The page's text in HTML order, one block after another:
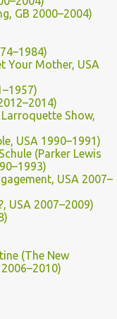
GB 2000–2004)
Your Mother, USA
Show,
USA 1990–1991)
(Parker Lewis
USA 2007–
USA 2007–2009)
(The New